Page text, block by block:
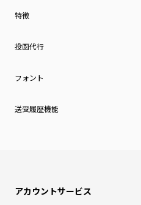
特徴
投函代行
フォント
送受履歴機能
アカウントサービス